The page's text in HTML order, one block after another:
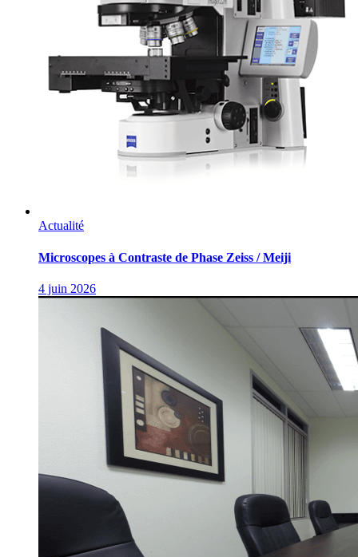
Actualité
Microscopes à Contraste de Phase Zeiss / Meiji
4 juin 2026